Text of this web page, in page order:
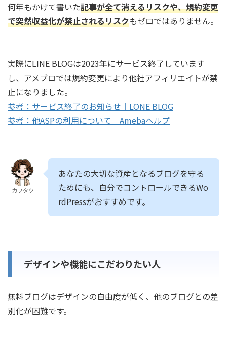
何年もかけて書いた記事が全て消えるリスクや、規約変更
で突然収益化が禁止されるリスクもゼロではありません。
実際にLINE BLOGは2023年にサービス終了しています
し、アメブロでは規約変更により他社アフィリエイトが禁
止になりました。
参考：サービス終了のお知らせ｜LONE BLOG
参考：他ASPの利用について｜Amebaヘルプ
カワタツ
あなたの大切な資産となるブログを守る
ためにも、自分でコントロールできるWo
rdPressがおすすめです。
デザインや機能にこだわりたい人
無料ブログはデザインの自由度が低く、他のブログとの差
別化が困難です。